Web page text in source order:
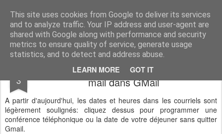
This site uses cookies from Google to deliver its services
and to analyze traffic. Your IP address and user-agent are
shared with Google along with performance and security
metrics to ensure quality of service, generate usage
statistics, and to detect and address abuse.
LEARN MORE GOT IT
Vivasoft - Revendeur Intégrateur Google apps et Zoho CRM
Accueil Découvrez tous nos produits Contactez-nous
3
Créer vos événements depuis le corps du
mail dans GMail
A partir d'aujourd'hui, les dates et heures dans les courriels sont
légèrement soulignés: cliquez dessus pour programmer une
conférence téléphonique ou la date de votre déjeuner sans quitter
Gmail.